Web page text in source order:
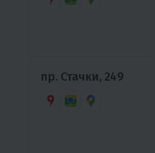
пр. Стачки, 249